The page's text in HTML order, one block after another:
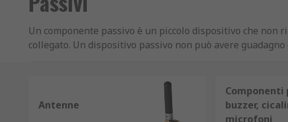
Un componente passivo è un piccolo dispositivo che
collegato. Un dispositivo passivo non può avere
segnali complessiTipi di componenti passivi
a come funziona una batteria. Il condensatore è
Le piastre accumulano una carica elettrica quando sono
Antenne
Componenti
buzzer,
microfoni